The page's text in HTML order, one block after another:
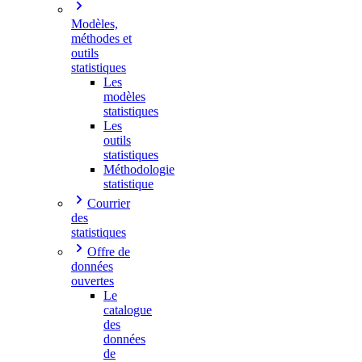
Modèles,
méthodes et
outils
statistiques
Les
modèles
statistiques
Les
outils
statistiques
Méthodologie
statistique
Courrier
des
statistiques
Offre de
données
ouvertes
Le
catalogue
des
données
de